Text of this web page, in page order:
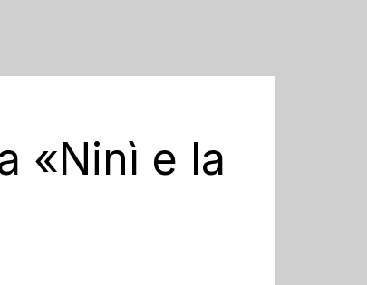
«Ninì e la